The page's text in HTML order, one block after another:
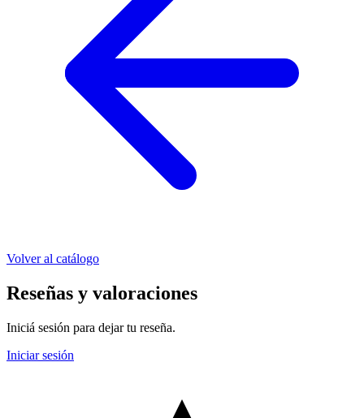
Volver al catálogo
Reseñas y valoraciones
Iniciá sesión para dejar tu reseña.
Iniciar sesión